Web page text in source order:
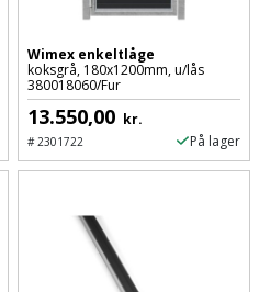
Wimex enkeltlåge
koksgrå, 180x1200mm, u/lås
380018060/Fur
13.550,00 kr.
#2301722 På lager